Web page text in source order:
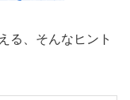
る、そんなヒント